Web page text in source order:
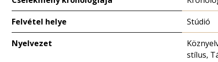
Felvétel helye Stúdió
Nyelvezet
stílus,